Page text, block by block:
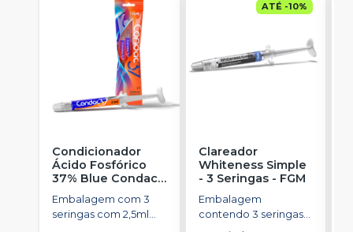
Condicionador
Ácido Fosfórico
37% Blue Condac-
FGM
Embalagem com 3
seringas com 2,5ml
ATÉ -10%
Clareador
Whiteness Simple
- 3 Seringas- FGM
Embalagem
contendo 3 seringas
com 3g de gel cada